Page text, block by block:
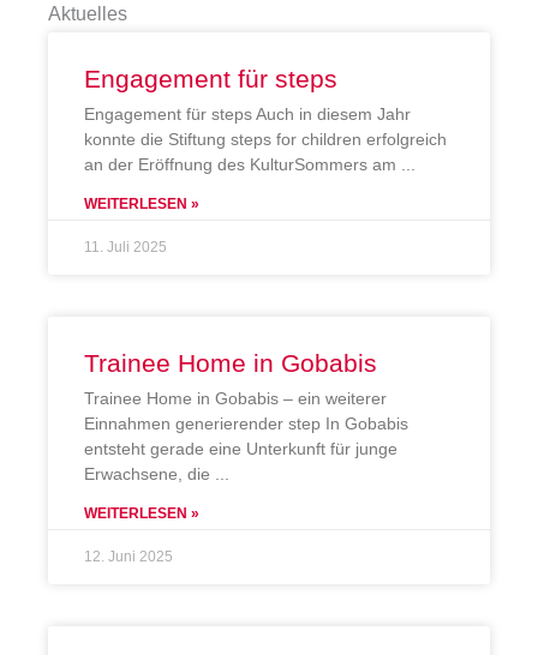
Aktuelles
Engagement für steps
Engagement für steps Auch in diesem Jahr
konnte die Stiftung steps for children erfolgreich
an der Eröffnung des KulturSommers am
WEITERLESEN »
11. Juli 2025
Trainee Home in Gobabis
Trainee Home in Gobabis – ein weiterer
Einnahmen generierender step In Gobabis
entsteht gerade eine Unterkunft für junge
Erwachsene, die
WEITERLESEN »
12. Juni 2025